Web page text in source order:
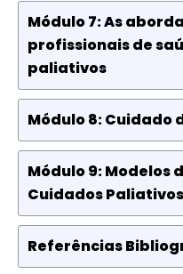
Módulo 7: As
profissionais de
paliativos
Módulo 8: Cuidado
Módulo 9: Modelos
Cuidados Paliativos
Referências